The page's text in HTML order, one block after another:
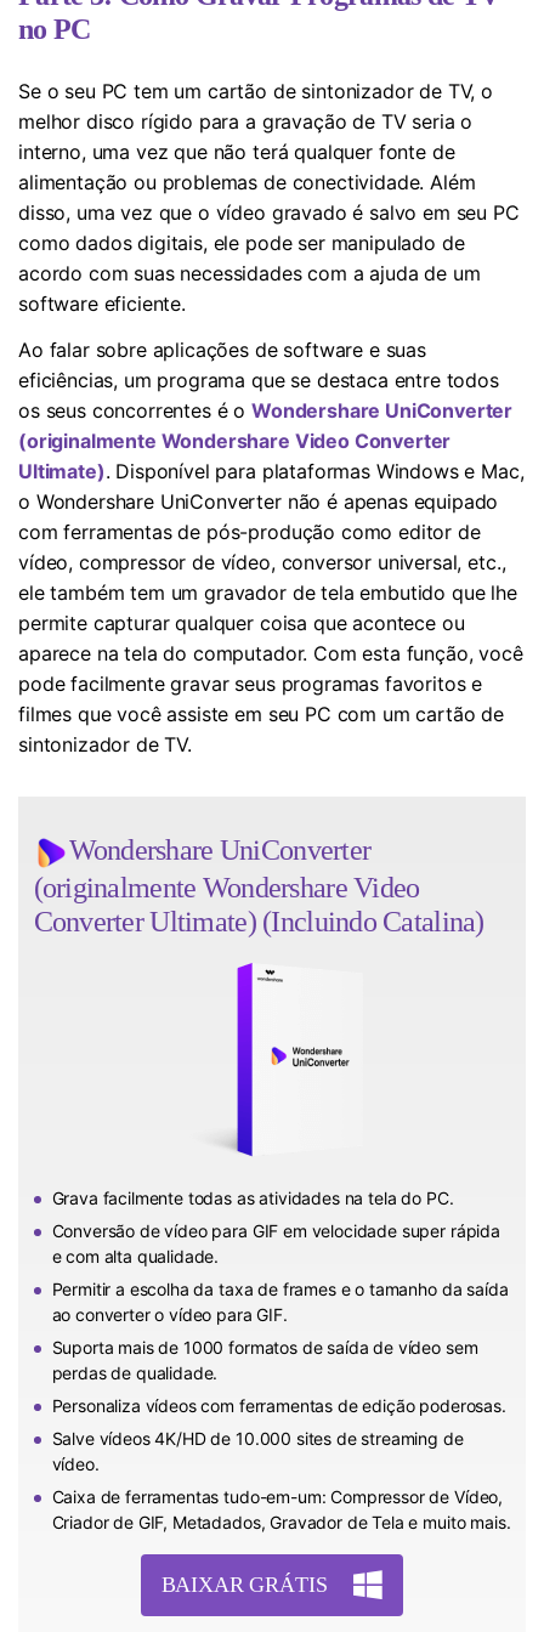
no PC
Se o seu PC tem um cartão de sintonizador de TV, o
melhor disco rígido para a gravação de TV seria o
interno, uma vez que não terá qualquer fonte de
alimentação ou problemas de conectividade. Além
disso, uma vez que o vídeo gravado é salvo em seu PC
como dados digitais, ele pode ser manipulado de
acordo com suas necessidades com a ajuda de um
software eficiente.
Ao falar sobre aplicações de software e suas
eficiências, um programa que se destaca entre todos
os seus concorrentes é o Wondershare UniConverter
(originalmente Wondershare Video Converter
Ultimate). Disponível para plataformas Windows e Mac,
o Wondershare UniConverter não é apenas equipado
com ferramentas de pós-produção como editor de
vídeo, compressor de vídeo, conversor universal, etc.,
ele também tem um gravador de tela embutido que lhe
permite capturar qualquer coisa que acontece ou
aparece na tela do computador. Com esta função, você
pode facilmente gravar seus programas favoritos e
filmes que você assiste em seu PC com um cartão de
sintonizador de TV.
Wondershare UniConverter
(originalmente Wondershare Video
Converter Ultimate) (Incluindo Catalina)
Grava facilmente todas as atividades na tela do PC.
Conversão de vídeo para GIF em velocidade super rápida
e com alta qualidade.
Permitir a escolha da taxa de frames e o tamanho da saída
ao converter o vídeo para GIF.
Suporta mais de 1000 formatos de saída de vídeo sem
perdas de qualidade.
Personaliza vídeos com ferramentas de edição poderosas.
Salve vídeos 4K/HD de 10.000 sites de streaming de
vídeo.
Caixa de ferramentas tudo-em-um: Compressor de Vídeo,
Criador de GIF, Metadados, Gravador de Tela e muito mais.
BAIXAR GRÁTIS